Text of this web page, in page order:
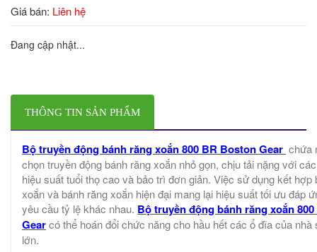
Giá bán: Liên hệ
Đang cập nhật...
THÔNG TIN SẢN PHẨM
Bộ truyền động bánh răng xoắn 800 BR Boston Gear chứa
chọn truyền động bánh răng xoắn nhỏ gọn, chịu tải nặng với
hiệu suất tuổi thọ cao và bảo trì đơn giản. Việc sử dụng kết hợp
xoắn và bánh răng xoắn hiện đại mang lại hiệu suất tối ưu đáp
yêu cầu tỷ lệ khác nhau. Bộ truyền động bánh răng xoắn
Gearcó thể hoán đổi chức năng cho hầu hết các ổ đĩa của nhà
lớn.